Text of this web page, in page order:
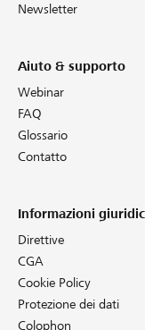
Newsletter
Aiuto & supporto
Webinar
FAQ
Glossario
Contatto
Informazioni
Direttive
CGA
Cookie Policy
Protezione dei dati
Colophon